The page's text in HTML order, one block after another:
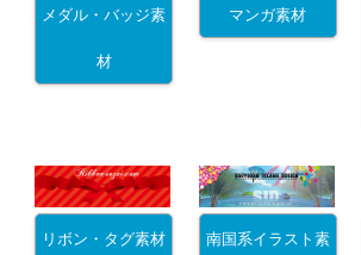
メダル・バッジ素
材
マンガ素材
リボン・タグ素材 南国系イラスト素